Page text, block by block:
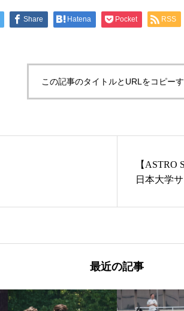
Share Hatena Pocket RSS
この記事のタイトルとURLをコピー
【ASTRO
日本大学
最近の記事